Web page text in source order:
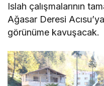
Islah çalışmalarının
Ağasar Deresi
görünüme kavuşacak.